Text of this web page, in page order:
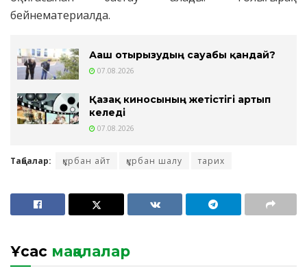
бейнематериалда.
Ағаш отырғызудың сауабы қандай?
07.08.2026
Қазақ киносының жетістігі артып
келеді
07.08.2026
Таңбалар: құрбан айт құрбан шалу тарих
Ұқсас мақалалар